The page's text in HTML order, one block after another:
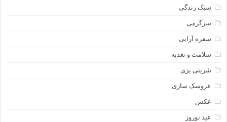
سبک زندگی
سرگرمی
سفره آرایی
سلامت و تغذیه
شرینی پزی
عروسک سازی
عکس
عید نوروز